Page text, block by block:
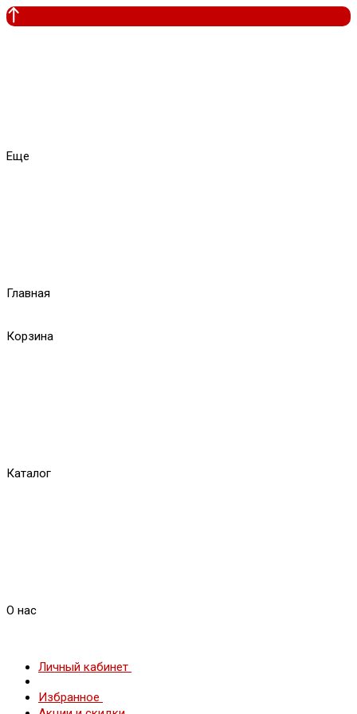
Еще
Главная
Корзина
Каталог
О нас
Личный кабинет
Избранное